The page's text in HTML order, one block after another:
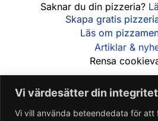
Vi värdesätter din integritet
Vi vill använda beteendedata för
Saknar du din pizzeria?
Skapa gratis
Läs om
Artiklar &
Rensa